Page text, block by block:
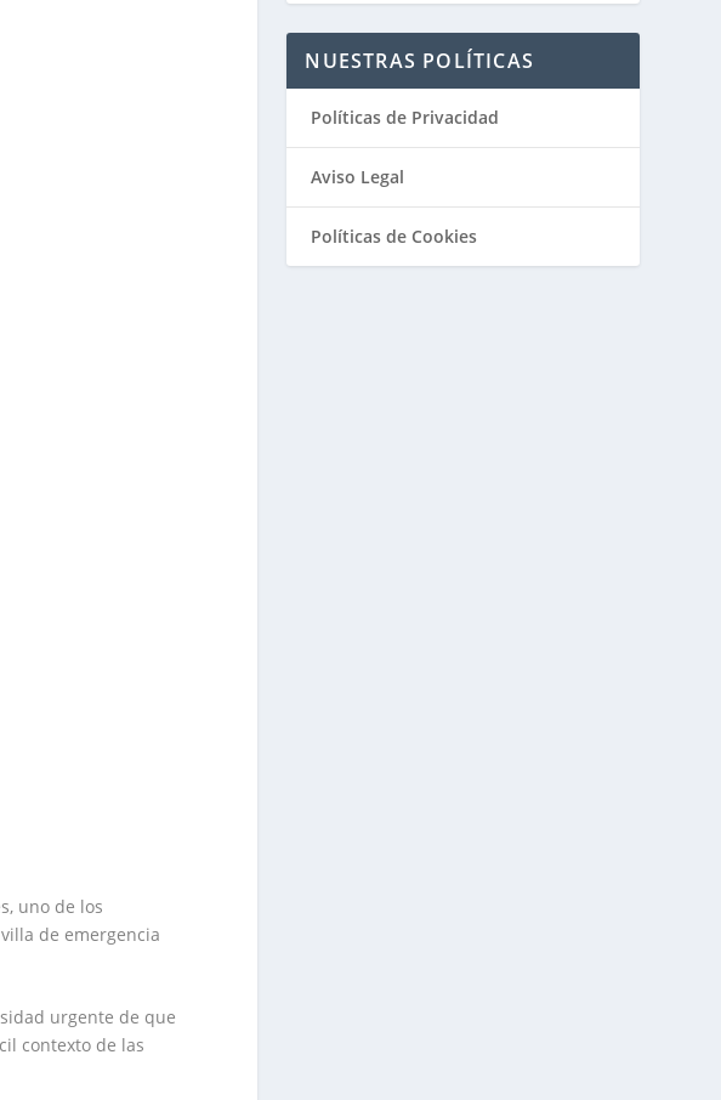
uno de los
de emergencia
urgente de que
contexto de las
NUESTRAS POLÍTICAS
Políticas de Privacidad
Aviso Legal
Políticas de Cookies